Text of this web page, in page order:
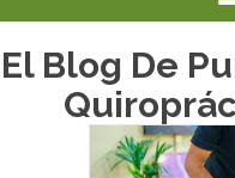
El Blog De